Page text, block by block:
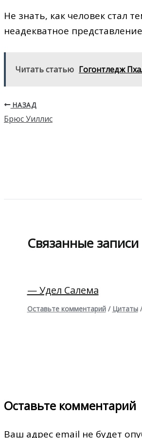
Не знать, как человек стал
неадекватное
Читать статью Гогонтледж
НАЗАД
Брюс Уиллис
Связанные записи
— Удел Салема
Оставьте комментарий / Цитаты/
Оставьте комментарий
Ваш адрес email не будет